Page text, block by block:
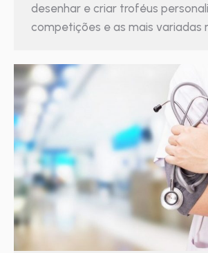
desenhar e criar troféus
competições e as mais variadas